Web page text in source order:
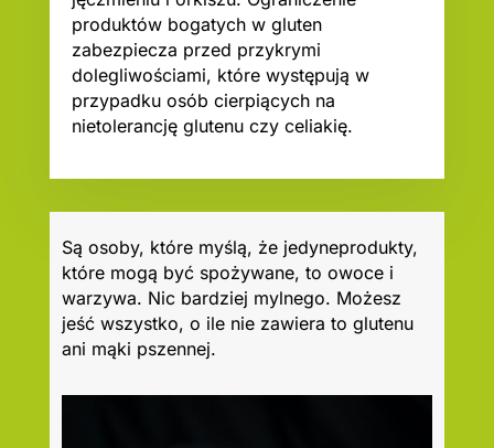
produktów bogatych w gluten
zabezpiecza przed przykrymi
dolegliwościami, które występują w
przypadku osób cierpiących na
nietolerancję glutenu czy celiakię.
Są osoby, które myślą, że jedyneprodukty,
które mogą być spożywane, to owoce i
warzywa. Nic bardziej mylnego. Możesz
jeść wszystko, o ile nie zawiera to glutenu
ani mąki pszennej.